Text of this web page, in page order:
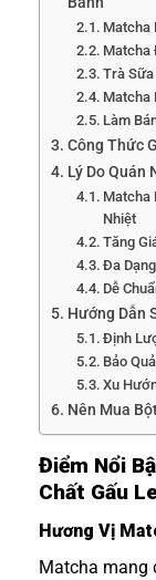
Matcha
Matcha
Trà
Matcha
Làm
Công Thức
Lý Do Quán
Matcha
Nhiệt
Tăng
Đa
Dễ
Hướng Dẫn
Định
Bảo
Xu
Nên Mua
Điểm Nổi
Chất Gấu
Hương Vị
Matcha mang